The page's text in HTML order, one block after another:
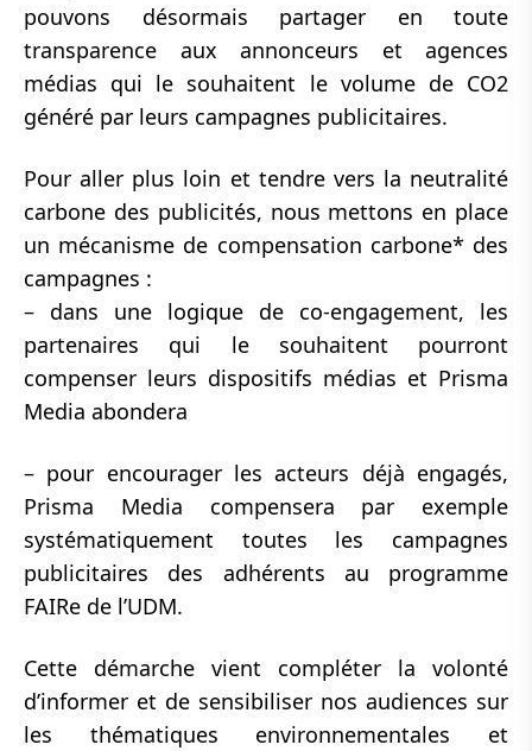
pouvons désormais partager en toute
transparence aux annonceurs et agences
médias qui le souhaitent le volume de CO2
généré par leurs campagnes publicitaires.
Pour aller plus loin et tendre vers la neutralité
carbone des publicités, nous mettons en place
un mécanisme de compensation carbone* des
campagnes :
– dans une logique de co-engagement, les
partenaires qui le souhaitent pourront
compenser leurs dispositifs médias et Prisma
Media abondera
– pour encourager les acteurs déjà engagés,
Prisma Media compensera par exemple
systématiquement toutes les campagnes
publicitaires des adhérents au programme
FAIRe de l’UDM.
Cette démarche vient compléter la volonté
d’informer et de sensibiliser nos audiences sur
les thématiques environnementales et